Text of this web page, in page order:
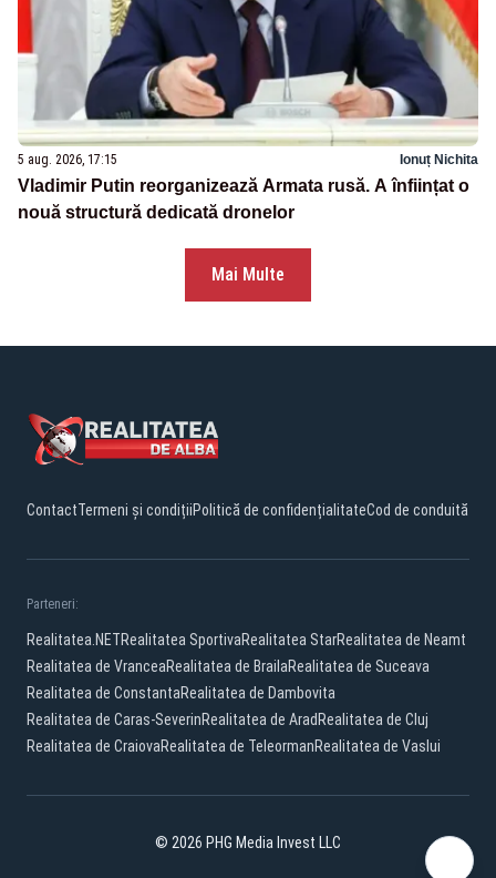
5 aug. 2026, 17:15 Ionuț Nichita
Vladimir Putin reorganizează Armata rusă. A înființat o
nouă structură dedicată dronelor
Mai Multe
ContactTermeni și condițiiPolitică de confidențialitateCod de conduită
Parteneri:
Realitatea.NETRealitatea SportivaRealitatea StarRealitatea de Neamt
Realitatea de VranceaRealitatea de BrailaRealitatea de Suceava
Realitatea de ConstantaRealitatea de Dambovita
Realitatea de Caras-SeverinRealitatea de Arad Realitatea de Cluj
Realitatea de CraiovaRealitatea de TeleormanRealitatea de Vaslui
© 2026 PHG Media Invest LLC